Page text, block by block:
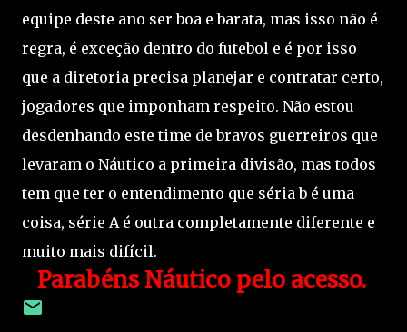
equipe deste ano ser boa e barata, mas isso não é
regra, é exceção dentro do futebol e é por isso
que a diretoria precisa planejar e contratar certo,
jogadores que imponham respeito. Não estou
desdenhando este time de bravos guerreiros que
levaram o Náutico a primeira divisão, mas todos
tem que ter o entendimento que séria b é uma
coisa, série A é outra completamente diferente e
muito mais difícil.
Parabéns Náutico pelo acesso.